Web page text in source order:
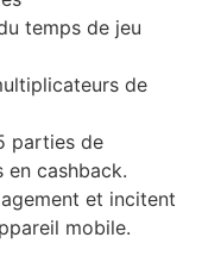
temps de jeu
de
parties de
en cashback.
et incitent
mobile.